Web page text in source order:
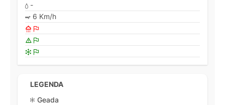
-
6 Km/h
LEGENDA
Geada